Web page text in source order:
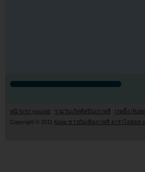
หน้าแรก youzab รวมวันเกิดศิลปินเกาหลี เรตติ้ง
Copyright © 2011 Kpop ข่าวบันเทิงเกาหลี ดาราไอดอ